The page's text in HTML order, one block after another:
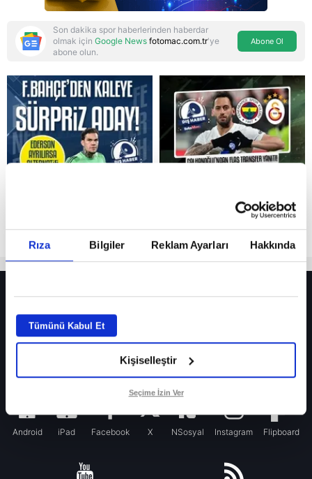
Rıza Bilgiler Reklam Ayarları Hakkında
Tümünü Kabul Et
Kişiselleştir
Seçime İzin Ver
Reddet
Son dakika spor haberlerinden haberdar
olmak için Google News fotomac.com.tr'ye
abone olun.
Abone Ol
Fenerbahçe’de sürpriz ayrılık ihtimali! Devre arasında gelmişti
Fenerbahçe’nin yeni transferi Mason Greenwood için olay sözler!
Galatasaray’da rota yeniden Thiago Almada!
Android iPad Facebook X NSosyal Instagram Flipboard